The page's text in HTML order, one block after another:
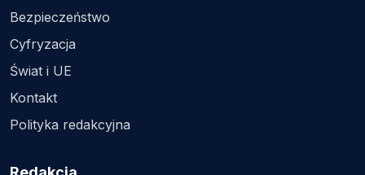
Bezpieczeństwo
Cyfryzacja
Świat i UE
Kontakt
Polityka redakcyjna